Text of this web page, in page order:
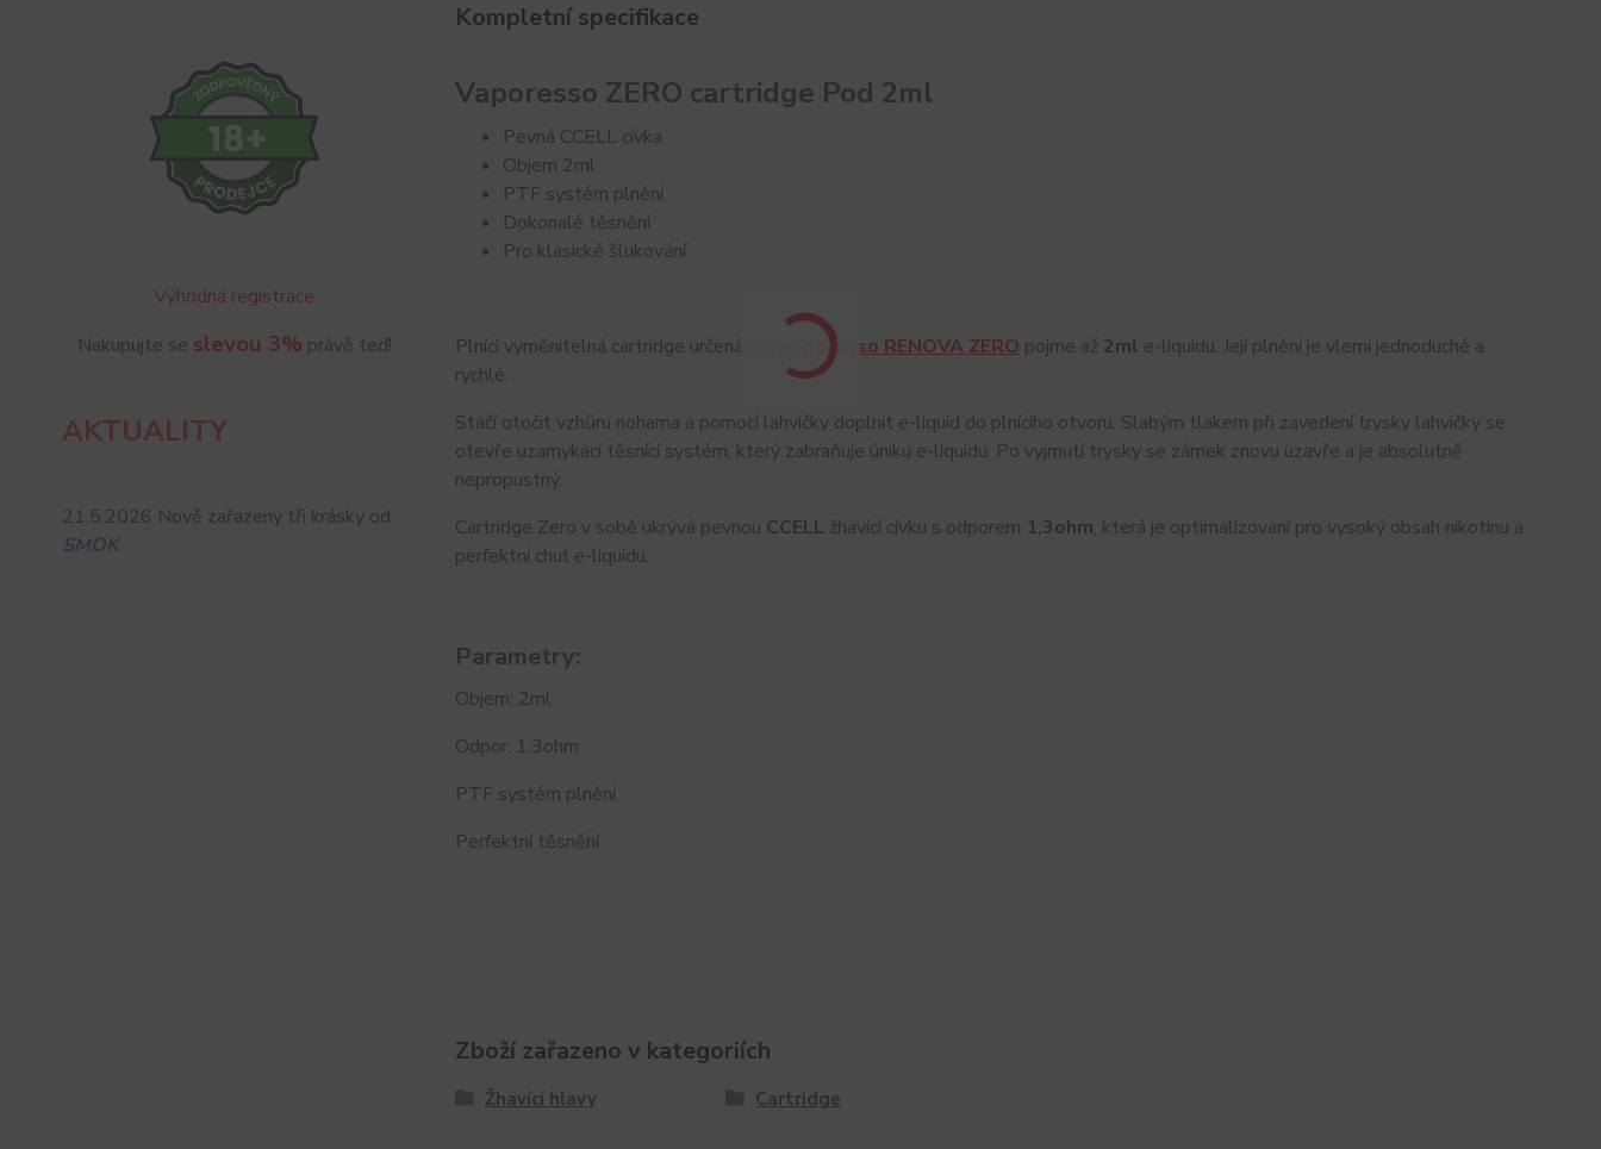
Výhodná registrace
Nakupujte se slevou 3% právě teď!
AKTUALITY
21.5.2026 Nově zařazeny tři krásky od
SMOK
Kompletní specifikace
Vaporesso ZERO cartridge Pod 2ml
Pevná CCELL cívka
Objem 2ml
PTF systém plnění
Dokonalé těsnění
Pro klasické šlukování
Plnící vyměnitelná cartridge určená pro Vaporesso RENOVA ZEROpojme až 2ml e-liquidu. Její plnění je vlemi jednoduché a
rychlé.
Stačí otočit vzhůru nohama a pomocí lahvičky doplnit e-liquid do plnícího otvoru. Slabým tlakem při zavedení trysky lahvičky se
otevře uzamykací těsnící systém, který zabraňuje úniku e-liquidu. Po vyjmutí trysky se zámek znovu uzavře a je absolutně
nepropustný.
Cartridge Zero v sobě ukrývá pevnou CCELL žhavící cívku s odporem 1,3ohm, která je optimalizovaní pro vysoký obsah nikotinu a
perfektní chuť e-liquidu.
Parametry:
Objem: 2ml
Odpor: 1,3ohm
PTF systém plnění
Perfektní těsnění
Zboží zařazeno v kategoriích
Žhavící hlavy Cartridge